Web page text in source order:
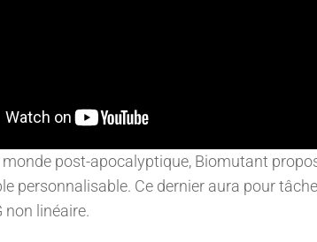
post-apocalyptique, Biomutant
personnalisable. Ce dernier aura pour
non linéaire.